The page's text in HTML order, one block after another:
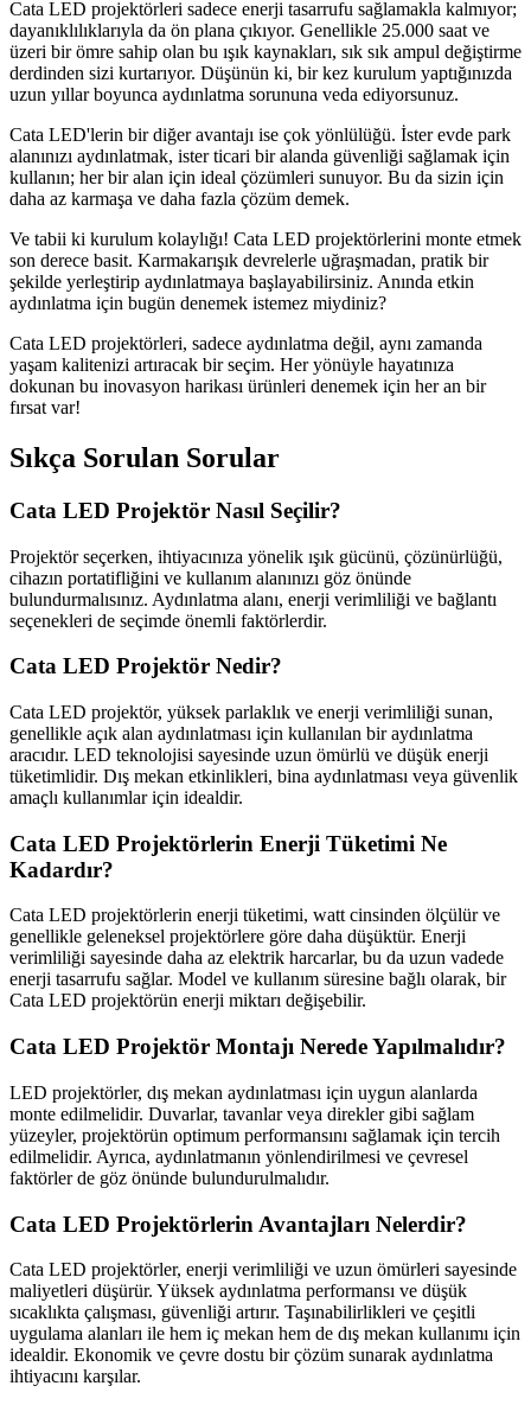
Cata LED projektörleri sadece enerji tasarrufu sağlamakla kalmıyor;
dayanıklılıklarıyla da ön plana çıkıyor. Genellikle 25.000 saat ve
üzeri bir ömre sahip olan bu ışık kaynakları, sık sık ampul değiştirme
derdinden sizi kurtarıyor. Düşünün ki, bir kez kurulum yaptığınızda
uzun yıllar boyunca aydınlatma sorununa veda ediyorsunuz.
Cata LED'lerin bir diğer avantajı ise çok yönlülüğü. İster evde park
alanınızı aydınlatmak, ister ticari bir alanda güvenliği sağlamak için
kullanın; her bir alan için ideal çözümleri sunuyor. Bu da sizin için
daha az karmaşa ve daha fazla çözüm demek.
Ve tabii ki kurulum kolaylığı! Cata LED projektörlerini monte etmek
son derece basit. Karmakarışık devrelerle uğraşmadan, pratik bir
şekilde yerleştirip aydınlatmaya başlayabilirsiniz. Anında etkin
aydınlatma için bugün denemek istemez miydiniz?
Cata LED projektörleri, sadece aydınlatma değil, aynı zamanda
yaşam kalitenizi artıracak bir seçim. Her yönüyle hayatınıza
dokunan bu inovasyon harikası ürünleri denemek için her an bir
fırsat var!
Sıkça Sorulan Sorular
Cata LED Projektör Nasıl Seçilir?
Projektör seçerken, ihtiyacınıza yönelik ışık gücünü, çözünürlüğü,
cihazın portatifliğini ve kullanım alanınızı göz önünde
bulundurmalısınız. Aydınlatma alanı, enerji verimliliği ve bağlantı
seçenekleri de seçimde önemli faktörlerdir.
Cata LED Projektör Nedir?
Cata LED projektör, yüksek parlaklık ve enerji verimliliği sunan,
genellikle açık alan aydınlatması için kullanılan bir aydınlatma
aracıdır. LED teknolojisi sayesinde uzun ömürlü ve düşük enerji
tüketimlidir. Dış mekan etkinlikleri, bina aydınlatması veya güvenlik
amaçlı kullanımlar için idealdir.
Cata LED Projektörlerin Enerji Tüketimi Ne
Kadardır?
Cata LED projektörlerin enerji tüketimi, watt cinsinden ölçülür ve
genellikle geleneksel projektörlere göre daha düşüktür. Enerji
verimliliği sayesinde daha az elektrik harcarlar, bu da uzun vadede
enerji tasarrufu sağlar. Model ve kullanım süresine bağlı olarak, bir
Cata LED projektörün enerji miktarı değişebilir.
Cata LED Projektör Montajı Nerede Yapılmalıdır?
LED projektörler, dış mekan aydınlatması için uygun alanlarda
monte edilmelidir. Duvarlar, tavanlar veya direkler gibi sağlam
yüzeyler, projektörün optimum performansını sağlamak için tercih
edilmelidir. Ayrıca, aydınlatmanın yönlendirilmesi ve çevresel
faktörler de göz önünde bulundurulmalıdır.
Cata LED Projektörlerin Avantajları Nelerdir?
Cata LED projektörler, enerji verimliliği ve uzun ömürleri sayesinde
maliyetleri düşürür. Yüksek aydınlatma performansı ve düşük
sıcaklıkta çalışması, güvenliği artırır. Taşınabilirlikleri ve çeşitli
uygulama alanları ile hem iç mekan hem de dış mekan kullanımı için
idealdir. Ekonomik ve çevre dostu bir çözüm sunarak aydınlatma
ihtiyacını karşılar.